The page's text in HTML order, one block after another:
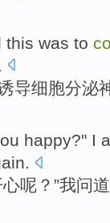
this was to
导细胞分泌
happy?" I
呢？”我问道